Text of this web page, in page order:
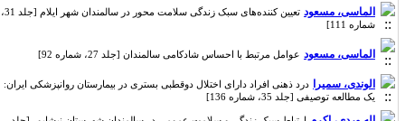
الماسی، مسعود
تعیین کننده‌های سبک زندگی سلامت محور در سالمندان شهر ایلام [جلد 31،
شماره 111]
الماسی، مسعود عوامل مرتبط با احساس شادکامی سالمندان [جلد 27، شماره 92]
الوندی، سمیرا درد ذهنی افراد دارای اختلال دوقطبی بستری در بیمارستان روانپزشکی ایران:
یک مطالعه توصیفی [جلد 35، شماره 136]